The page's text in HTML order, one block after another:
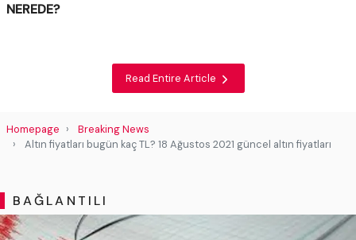
NEREDE?
Read Entire Article
Homepage
Breaking News
Altın fiyatları bugün kaç TL? 18 Ağustos 2021 güncel altın fiyatları
BAĞLANTILI